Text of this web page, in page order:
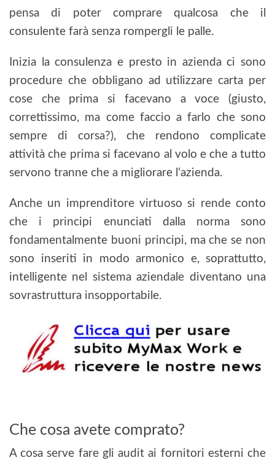
pensa di poter comprare qualcosa che il
consulente farà senza rompergli le palle.
Inizia la consulenza e presto in azienda ci sono
procedure che obbligano ad utilizzare carta per
cose che prima si facevano a voce (giusto,
correttissimo, ma come faccio a farlo che sono
sempre di corsa?), che rendono complicate
attività che prima si facevano al volo e che a tutto
servono tranne che a migliorare l’azienda.
Anche un imprenditore virtuoso si rende conto
che i principi enunciati dalla norma sono
fondamentalmente buoni principi, ma che se non
sono inseriti in modo armonico e, soprattutto,
intelligente nel sistema aziendale diventano una
sovrastruttura insopportabile.
Che cosa avete comprato?
A cosa serve fare gli audit ai fornitori esterni che